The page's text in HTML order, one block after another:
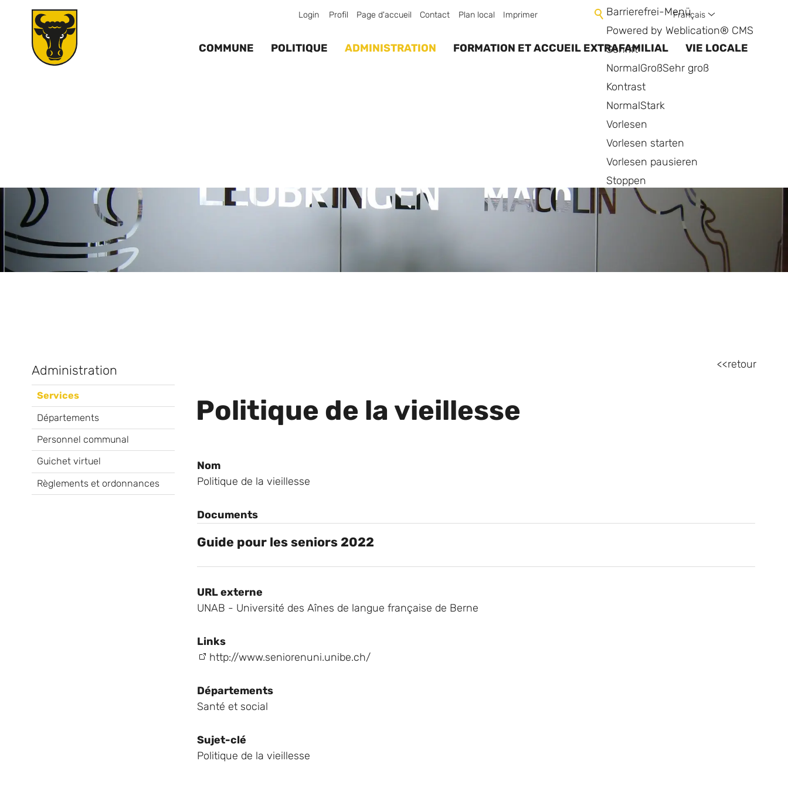
Barrierefrei-Menü
Powered by Weblication® CMS
Schrift
NormalGroßSehr groß
Kontrast
NormalStark
Vorlesen
Vorlesen starten
Vorlesen pausieren
Stoppen
Profil Page d'accueil Contact Plan local Imprimer
Login Français
COMMUNE POLITIQUE ADMINISTRATION FORMATION ET ACCUEIL EXTRAFAMILIAL VIE LOCALE
Administration
Services
Départements
Personnel communal
Guichet virtuel
Règlements et ordonnances
retour
Politique de la vieillesse
Nom
Politique de la vieillesse
Documents
Guide pour les seniors 2022
URL externe
UNAB - Université des Aînes de langue française de Berne
Links
http://www.seniorenuni.unibe.ch/
Départements
Santé et social
Sujet-clé
Politique de la vieillesse